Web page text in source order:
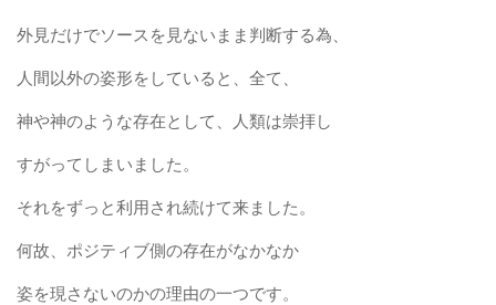
外見だけでソースを見ないまま判断する為、
人間以外の姿形をしていると、全て、
神や神のような存在として、人類は崇拝し
すがってしまいました。
それをずっと利用され続けて来ました。
何故、ポジティブ側の存在がなかなか
姿を現さないのかの理由の一つです。